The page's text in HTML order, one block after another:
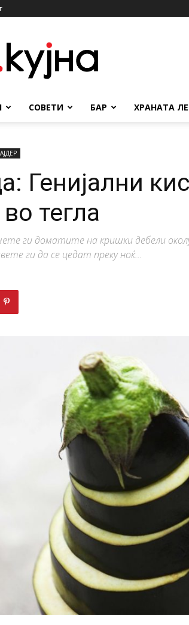
СОВЕТИ БАР ХРАНАТА
Генијални
тегла
ги доматите на кришки дебели
ги да се цедат преку ноќ...